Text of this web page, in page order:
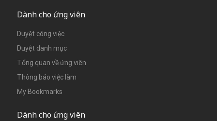
Dành cho ứng viên
Duyệt công việc
Duyệt danh mục
Tổng quan về ứng viên
Thông báo việc làm
My Bookmarks
Dành cho ứng viên